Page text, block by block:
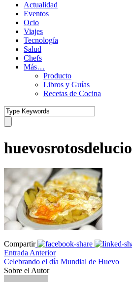
Actualidad
Eventos
Ocio
Viajes
Tecnología
Salud
Chefs
Más…
Producto
Libros y Guías
Recetas de Cocina
huevosrotosdelucio
Compartir
Entrada Anterior
Celebrando el día Mundial de Huevo
Sobre el Autor